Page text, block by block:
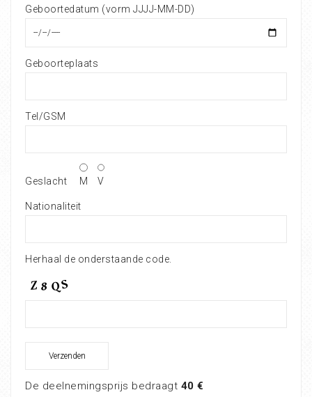
Geboortedatum (vorm JJJJ-MM-DD)
Geboorteplaats
Tel/GSM
Geslacht M V
Nationaliteit
Herhaal de onderstaande code.
De deelnemingsprijs bedraagt 40 €